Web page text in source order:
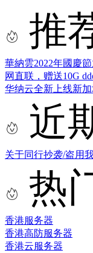
推
華納雲2022年國慶
网直联，赠送10G
华纳云全新上线新
近
关于同行抄袭/盗用
热
香港服务器
香港高防服务器
香港云服务器